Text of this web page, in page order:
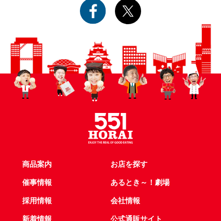
商品案内 お店を探す
催事情報 あるとき～！劇場
採用情報 会社情報
新着情報 公式通販サイト